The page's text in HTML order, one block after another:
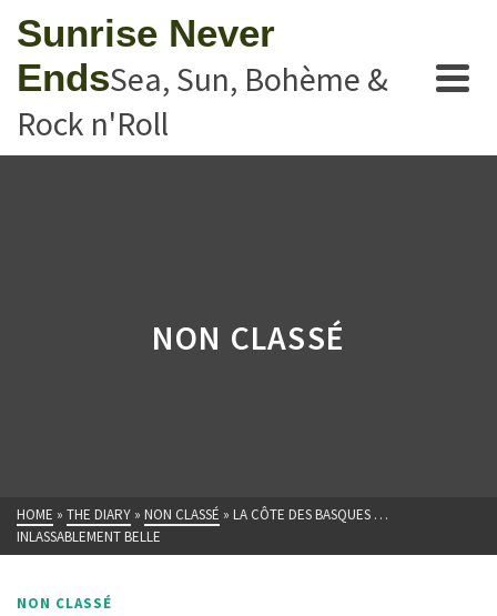
Sunrise Never
EndsSea, Sun, Bohème &
Rock n'Roll
NON CLASSÉ
HOME » THE DIARY » NON CLASSÉ » LA CÔTE DES BASQUES …
INLASSABLEMENT BELLE
NON CLASSÉ